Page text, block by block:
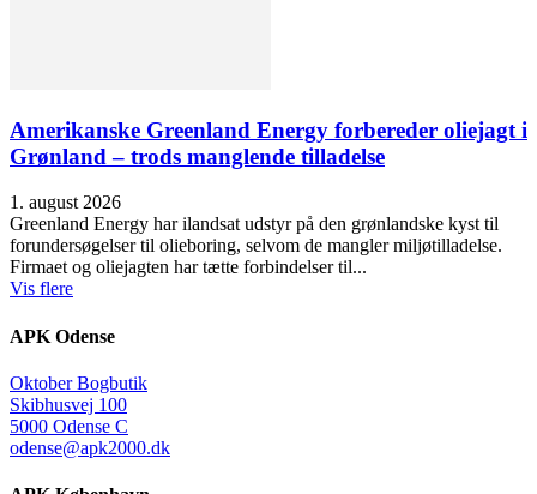
Amerikanske Greenland Energy forbereder oliejagt i
Grønland – trods manglende tilladelse
1. august 2026
Greenland Energy har ilandsat udstyr på den grønlandske kyst til
forundersøgelser til olieboring, selvom de mangler miljøtilladelse.
Firmaet og oliejagten har tætte forbindelser til...
Vis flere
APK Odense
Oktober Bogbutik
Skibhusvej 100
5000 Odense C
odense@apk2000.dk